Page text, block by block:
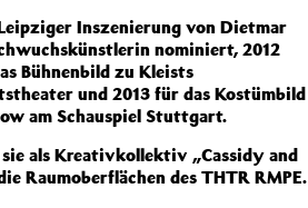
Inszenierung von Dietmar
nominiert, 2012
Bühnenbild zu Kleists
und 2013 für das Kostümbild
am Schauspiel Stuttgart.
als Kreativkollektiv „Cassidy and
Raumoberflächen des THTR RMPE.